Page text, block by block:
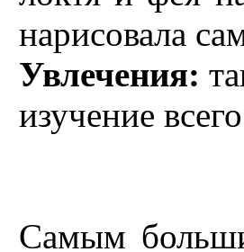
нарисовала
Увлечения:
изучение
Cамым